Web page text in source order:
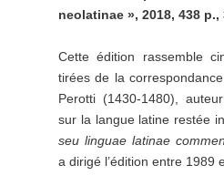
neolatinae », 2018, 438 p.,
Cette édition rassemble
tirées de la
Perotti (1430-1480),
sur la langue latine restée
seu linguae latinae
a dirigé l’édition entre 1989